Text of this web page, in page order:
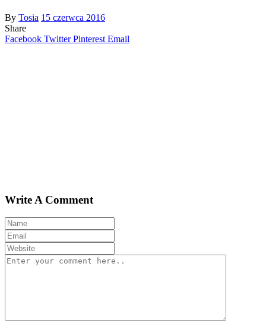
By Tosia 15 czerwca 2016
Share
Facebook Twitter Pinterest Email
Write A Comment